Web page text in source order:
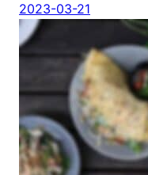
2023-03-21